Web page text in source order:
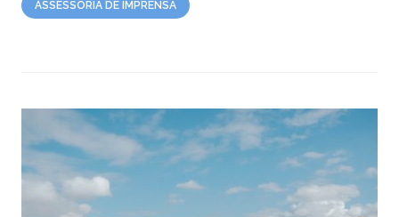
ASSESSORIA DE IMPRENSA